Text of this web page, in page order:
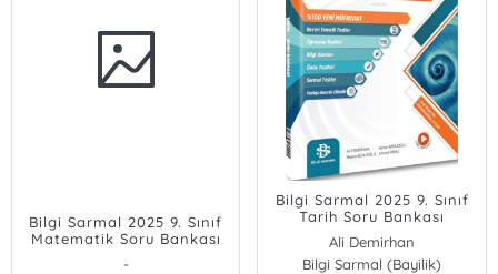
Bilgi Sarmal 2025 9. Sınıf
Matematik Soru Bankası
-
Bilgi Sarmal 2025 9. Sınıf
Tarih Soru Bankası
Ali Demirhan
Hasan Benlioğlu
Bilgi Sarmal (Bayilik)